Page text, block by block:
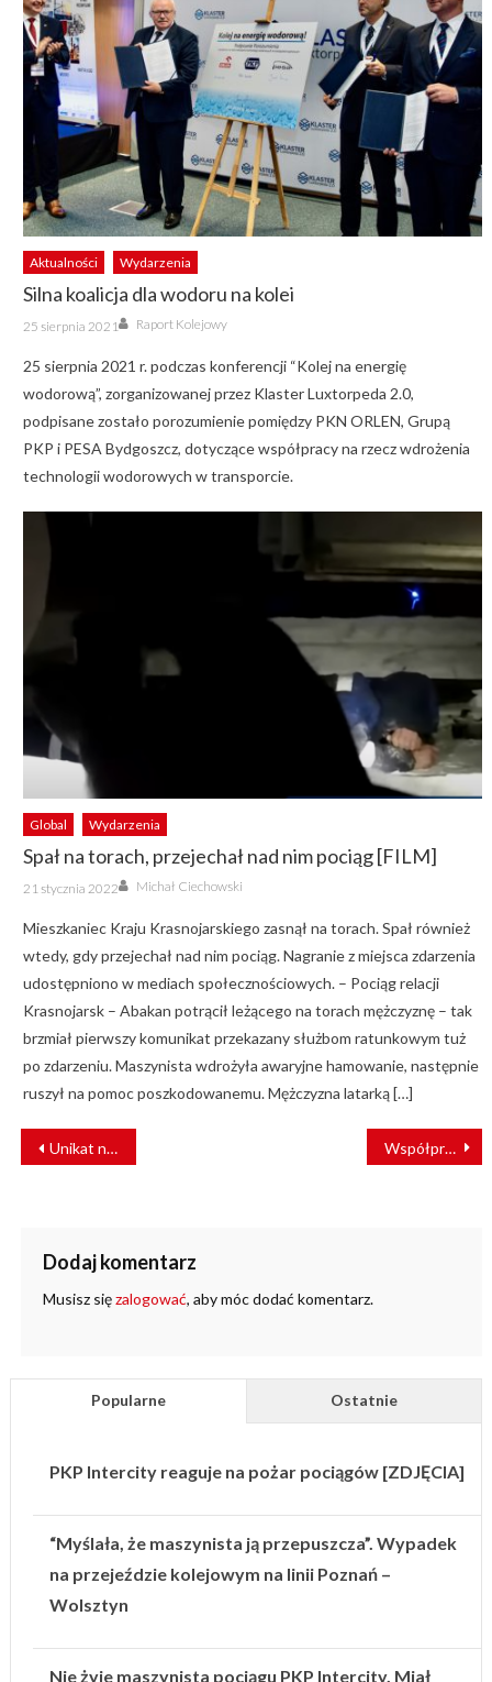
Aktualności Wydarzenia
Silna koalicja dla wodoru na kolei
Posted
on
25 sierpnia 2021 Author
Raport Kolejowy
25 sierpnia 2021 r. podczas konferencji “Kolej na energię
wodorową”, zorganizowanej przez Klaster Luxtorpeda 2.0,
podpisane zostało porozumienie pomiędzy PKN ORLEN, Grupą
PKP i PESA Bydgoszcz, dotyczące współpracy na rzecz wdrożenia
technologii wodorowych w transporcie.
Global Wydarzenia
Spał na torach, przejechał nad nim pociąg [FILM]
Posted
on
21 stycznia 2022 Author
Michał Ciechowski
Mieszkaniec Kraju Krasnojarskiego zasnął na torach. Spał również
wtedy, gdy przejechał nad nim pociąg. Nagranie z miejsca zdarzenia
udostępniono w mediach społecznościowych. – Pociąg relacji
Krasnojarsk – Abakan potrącił leżącego na torach mężczyznę – tak
brzmiał pierwszy komunikat przekazany służbom ratunkowym tuż
po zdarzeniu. Maszynista wdrożyła awaryjne hamowanie, następnie
ruszył na pomoc poszkodowanemu. Mężczyzna latarką […]
NAWIGACJA
WPISU
Unikat na skalę światową. Tramwaje Warszawskie zrekonstruowały wagon z getta Współpracowali z gangsterami. Konduktorzy i kierownicy pociągów staną przed sądem
Dodaj komentarz
Musisz sięzalogować, aby móc dodać komentarz.
Popularne Ostatnie
PKP Intercity reaguje na pożar pociągów [ZDJĘCIA]
“Myślała, że maszynista ją przepuszcza”. Wypadek
na przejeździe kolejowym na linii Poznań –
Wolsztyn
Nie żyje maszynista pociągu PKP Intercity. Miał